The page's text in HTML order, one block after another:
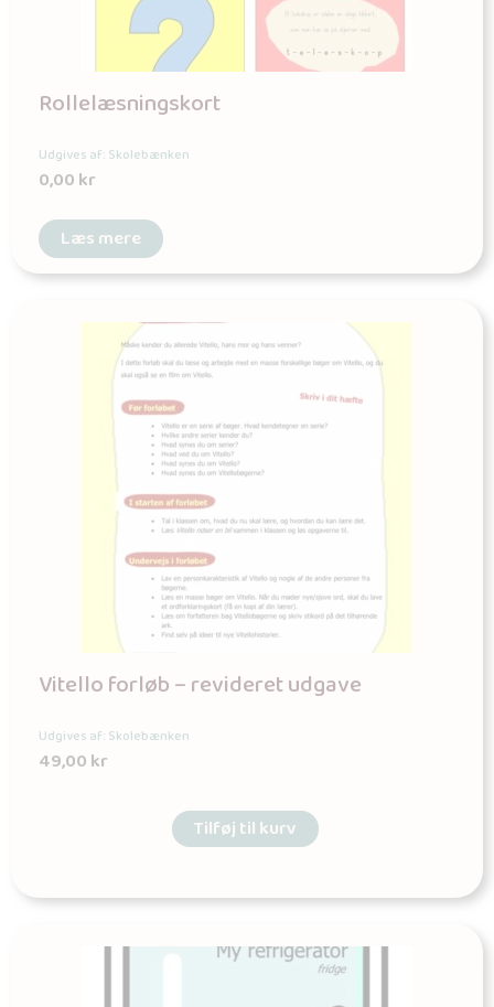
Rollelæsningskort
Udgives af: Skolebænken
0,00kr
Læs mere
Vitello forløb – revideret udgave
Udgives af: Skolebænken
49,00kr
Tilføj til kurv